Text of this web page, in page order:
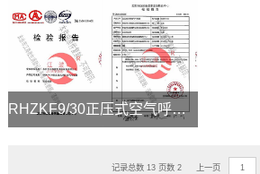
RHZKF9/30正压式空气呼吸器检测报告
记录总数 13 页数 2 上一页 1